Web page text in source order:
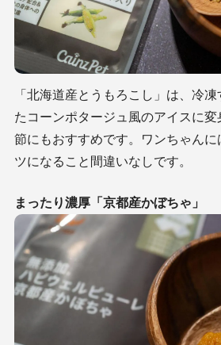
「北海道産とうもろこし 」は、冷
たコーンポタージュ風のアイスに
節にもおすすめです。ワンちゃん
ツになること間違いなしです。
まったり濃厚「京都産かぼちゃ」